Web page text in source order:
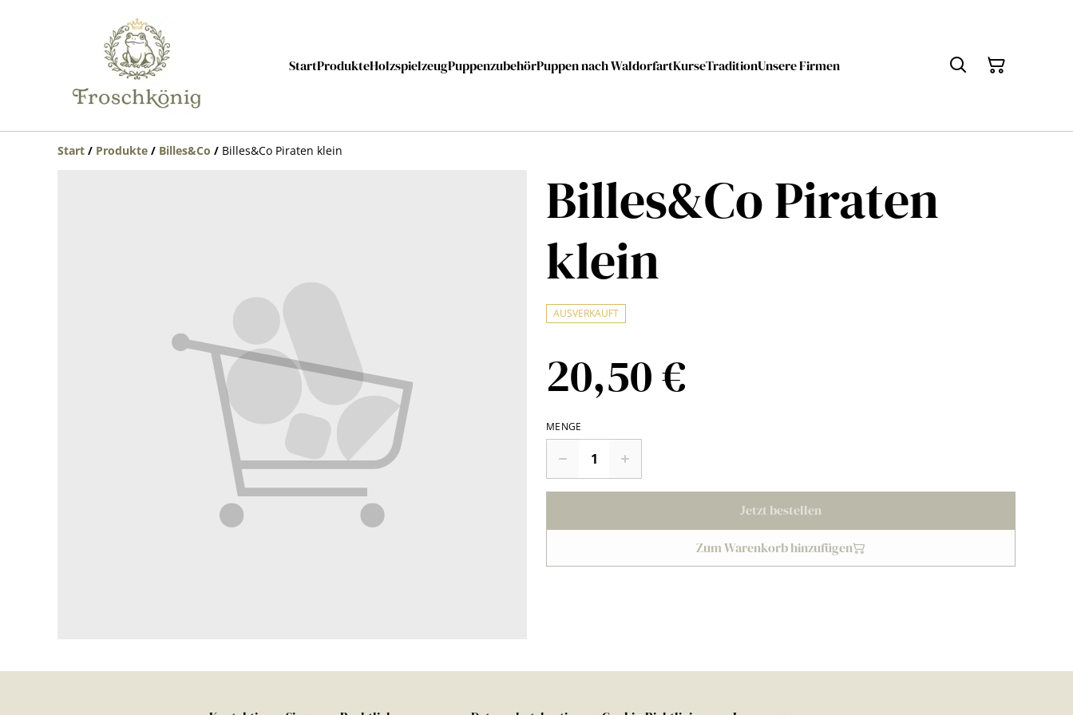
StartProdukteHolzspielzeugPuppenzubehörPuppen nach WaldorfartKurseTraditionUnsere Firmen
Start / Produkte / Billes&Co / Billes&Co Piraten klein
Billes&Co Piraten
klein
AUSVERKAUFT
20,50 €
MENGE
Jetzt bestellen
Zum Warenkorb hinzufügen